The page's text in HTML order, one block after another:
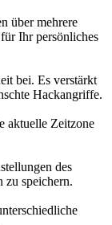
über mehrere
Ihr persönliches
bei. Es verstärkt
Hackangriffe.
aktuelle Zeitzone
des
zu speichern.